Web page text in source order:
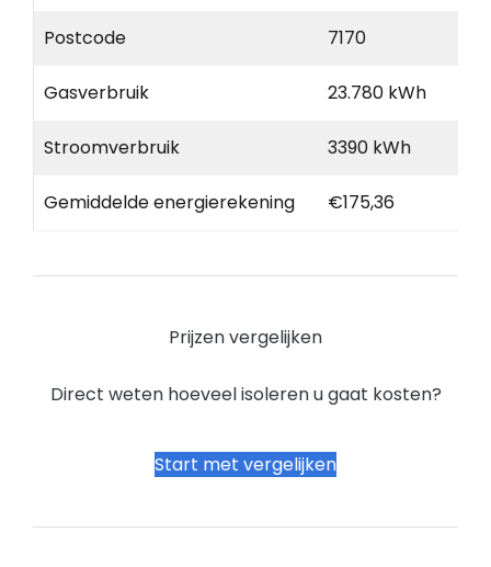
Postcode 7170
Gasverbruik 23.780 kWh
Stroomverbruik 3390 kWh
Gemiddelde energierekening €175,36
Prijzen vergelijken
Direct weten hoeveel isoleren u gaat kosten?
Start met vergelijken